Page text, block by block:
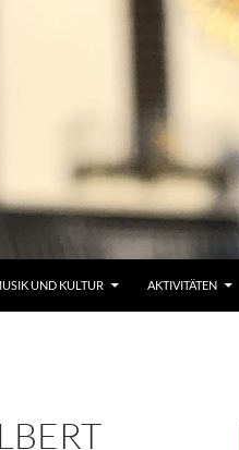
UND KULTUR AKTIVITÄTEN